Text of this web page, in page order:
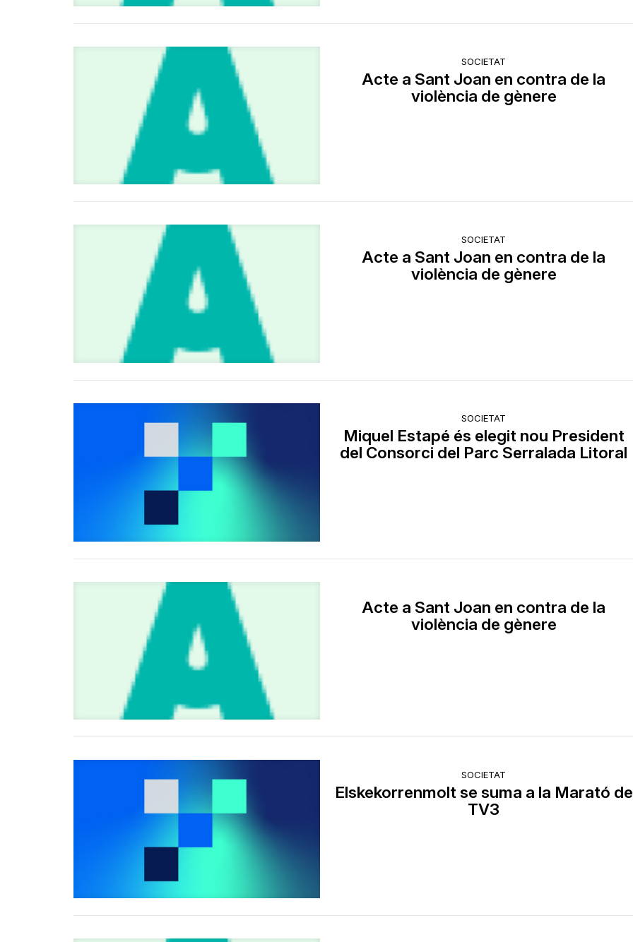
SOCIETAT
Acte a Sant Joan en contra de la
violència de gènere
SOCIETAT
Acte a Sant Joan en contra de la
violència de gènere
SOCIETAT
Miquel Estapé és elegit nou President
del Consorci del Parc Serralada Litoral
Acte a Sant Joan en contra de la
violència de gènere
SOCIETAT
Elskekorrenmolt se suma a la Marató de
TV3